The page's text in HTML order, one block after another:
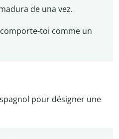
de una vez.
toi comme un
pour désigner une